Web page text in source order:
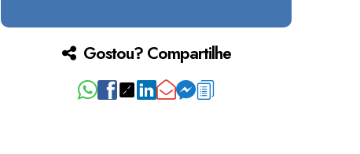
Gostou? Compartilhe